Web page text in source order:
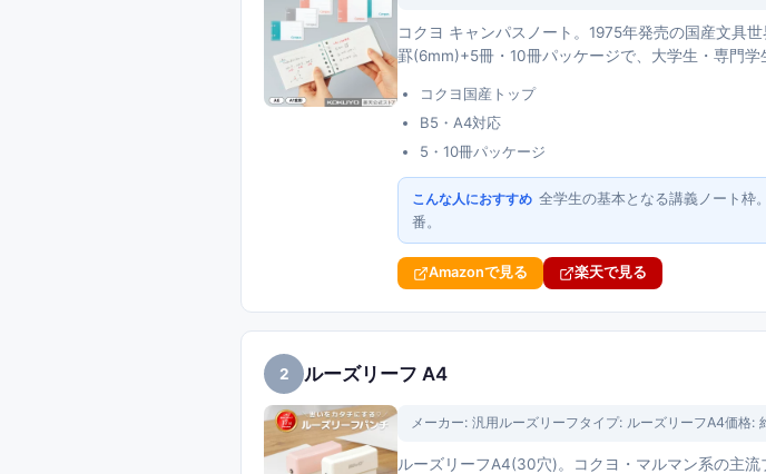
コクヨ キャンパスノート。1975年発売の国産文具
罫(6mm)+5冊・10冊パッケージで、大学生・専門学
コクヨ国産トップ
B5・A4対応
5・10冊パッケージ
こんな人におすすめ 全学生の基本となる講義ノート枠
番。
Amazonで見る 楽天で見る
2 ルーズリーフ A4
メーカー: 汎用ルーズリーフタイプ: ルーズリーフA4価格:
ルーズリーフA4(30穴)。コクヨ・マルマン系の主